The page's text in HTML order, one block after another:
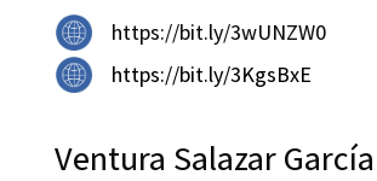
https://bit.ly/3wUNZW0
https://bit.ly/3KgsBxE
Ventura Salazar García